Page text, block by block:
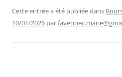
Cette entrée a été publiée dans
10/01/2026 par